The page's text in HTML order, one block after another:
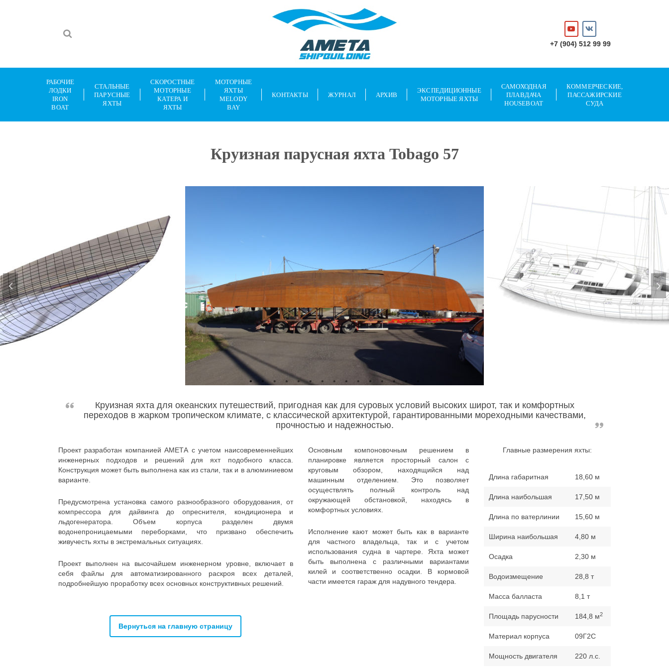
+7 (904) 512 99 99
РАБОЧИЕ
ЛОДКИ
IRON
BOAT
СТАЛЬНЫЕ
ПАРУСНЫЕ
ЯХТЫ
СКОРОСТНЫЕ
МОТОРНЫЕ
КАТЕРА И
ЯХТЫ
МОТОРНЫЕ
ЯХТЫ
MELODY
BAY
КОНТАКТЫ ЖУРНАЛ АРХИВ
ЭКСПЕДИЦИОННЫЕ
МОТОРНЫЕ ЯХТЫ
САМОХОДНАЯ
ПЛАВДАЧА
HOUSEBOAT
КОММЕРЧЕСКИЕ,
ПАССАЖИРСКИЕ
СУДА
Круизная парусная яхта Tobago 57
Круизная яхта для океанских путешествий, пригодная как для суровых условий высоких широт, так и комфортных
переходов в жарком тропическом климате, с классической архитектурой, гарантированными мореходными качествами,
прочностью и надежностью.
Проект разработан компанией АМЕТА с учетом наисовременнейших
инженерных подходов и решений для яхт подобного класса.
Конструкция может быть выполнена как из стали, так и в алюминиевом
варианте.
Предусмотрена установка самого разнообразного оборудования, от
компрессора для дайвинга до опреснителя, кондиционера и
льдогенератора. Объем корпуса разделен двумя
водонепроницаемыми переборками, что призвано обеспечить
живучесть яхты в экстремальных ситуациях.
Проект выполнен на высочайшем инженерном уровне, включает в
себя файлы для автоматизированного раскроя всех деталей,
подробнейшую проработку всех основных конструктивных решений.
Вернуться на главную страницу
Основным компоновочным решением в
планировке является просторный салон с
круговым обзором, находящийся над
машинным отделением. Это позволяет
осуществлять полный контроль над
окружающей обстановкой, находясь в
комфортных условиях.
Исполнение кают может быть как в варианте
для частного владельца, так и с учетом
использования судна в чартере. Яхта может
быть выполнена с различными вариантами
килей и соответственно осадки. В кормовой
части имеется гараж для надувного тендера.
Главные размерения яхты:
Длина габаритная 18,60 м
Длина наибольшая 17,50 м
Длина по ватерлинии 15,60 м
Ширина наибольшая 4,80 м
Осадка 2,30 м
Водоизмещение 28,8 т
Масса балласта 8,1 т
Площадь парусности 184,8 м2
Материал корпуса 09Г2С
Мощность двигателя 220 л.с.